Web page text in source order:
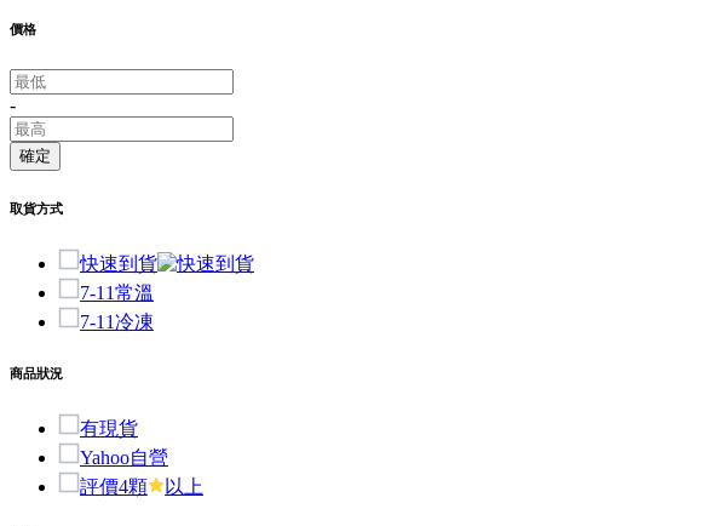
價格
-
確定
取貨方式
快速到貨
7-11常溫
7-11冷凍
商品狀況
有現貨
Yahoo自營
評價4顆
以上